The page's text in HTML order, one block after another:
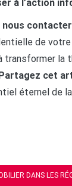
à l’action
nous
de
transformer la
cet
éternel de
DANS LES